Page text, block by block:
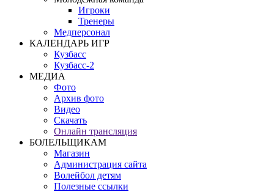
Игроки
Тренеры
Медперсонал
КАЛЕНДАРЬ ИГР
Кузбасс
Кузбасс-2
МЕДИА
Фото
Архив фото
Видео
Скачать
Онлайн трансляция
БОЛЕЛЬЩИКАМ
Магазин
Администрация сайта
Волейбол детям
Полезные ссылки